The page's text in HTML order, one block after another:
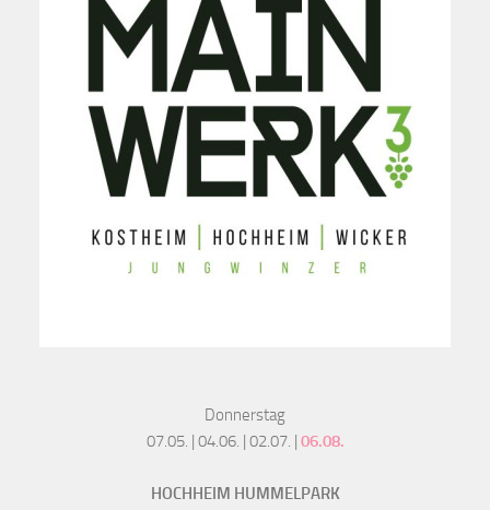
Donnerstag
07.05. | 04.06. | 02.07. | 06.08.
HOCHHEIM HUMMELPARK